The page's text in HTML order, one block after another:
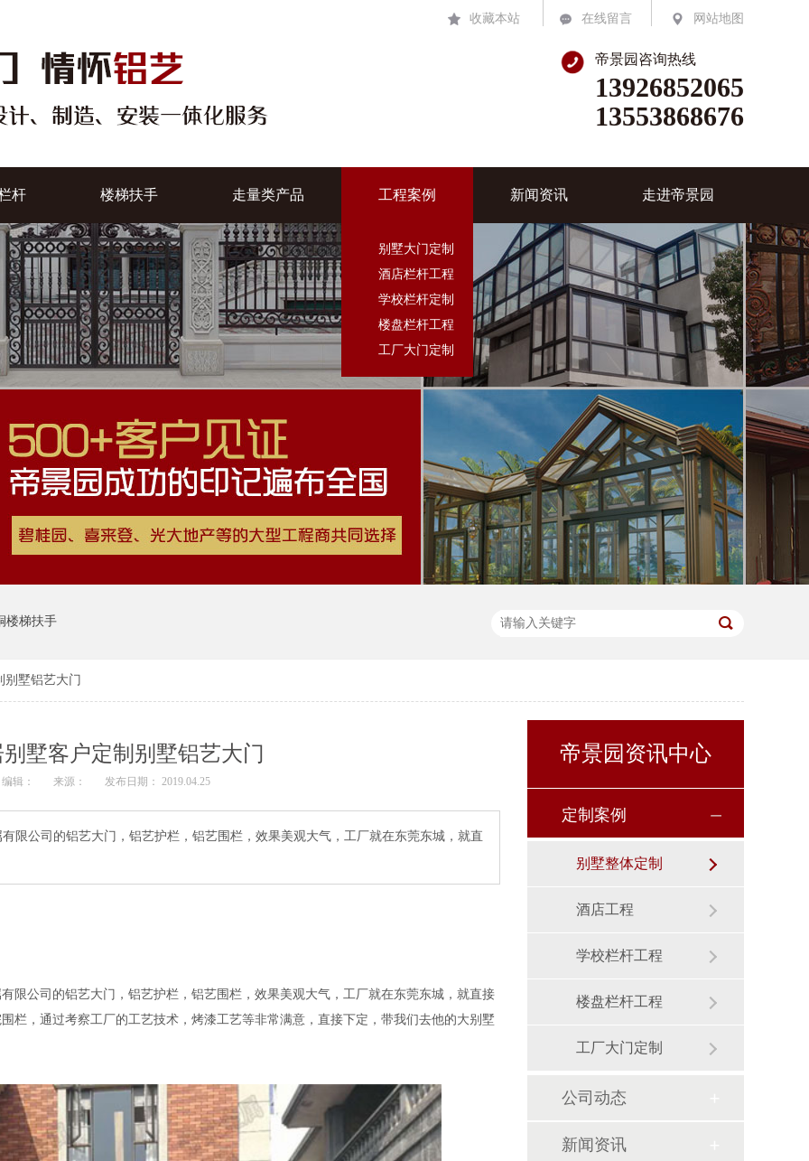
收藏本站 在线留言 网站地图
帝景园咨询热线
13926852065
13553868676
杆 楼梯扶手 走量类产品 工程案例
别墅大门定制
酒店栏杆工程
学校栏杆定制
楼盘栏杆工程
工厂大门定制
新闻资讯 走进帝景园
楼梯扶手
别墅铝艺大门
墅客户定制别墅铝艺大门
编辑： 来源： 发布日期： 2019.04.25
限公司的铝艺大门，铝艺护栏，铝艺围栏，效果美观大气，工厂就在东莞东城，就直
限公司的铝艺大门，铝艺护栏，铝艺围栏，效果美观大气，工厂就在东莞东城，就直接
栏，通过考察工厂的工艺技术，烤漆工艺等非常满意，直接下定，带我们去他的大别墅
帝景园资讯中心
定制案例
别墅整体定制
酒店工程
学校栏杆工程
楼盘栏杆工程
工厂大门定制
公司动态
新闻资讯